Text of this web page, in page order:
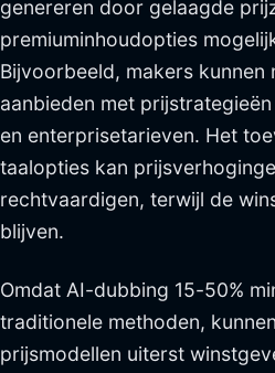
genereren door gelaagde
premiuminhoudopties
Bijvoorbeeld, makers kunnen
aanbieden met
en enterprisetarieven. Het
taalopties kan
rechtvaardigen, terwijl de
blijven.
Omdat AI-dubbing 15-50%
traditionele methoden,
prijsmodellen uiterst